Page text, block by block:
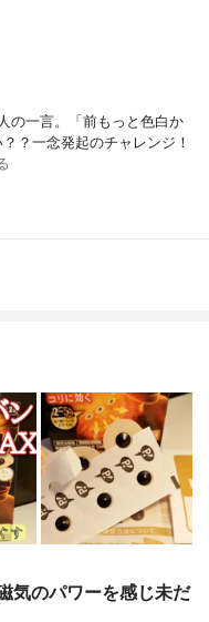
の一言。「前もっと色白か
？一念発起のチャレンジ！
気のパワーを感じ未だ